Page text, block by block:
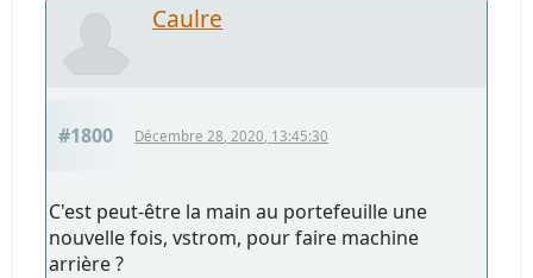
Caulre
#1800 Décembre 28, 2020, 13:45:30
C'est peut-être la main au portefeuille une
nouvelle fois, vstrom, pour faire machine
arrière ?